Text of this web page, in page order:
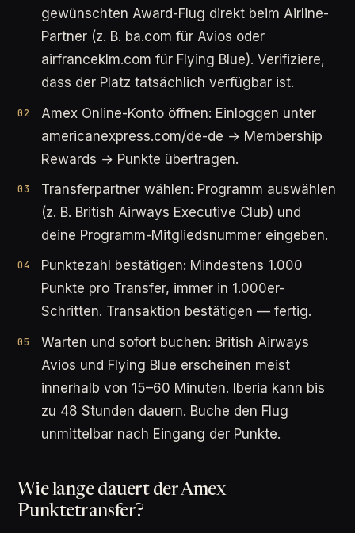
gewünschten Award-Flug direkt beim Airline-
Partner (z. B. ba.com für Avios oder
airfranceklm.com für Flying Blue). Verifiziere,
dass der Platz tatsächlich verfügbar ist.
Amex Online-Konto öffnen: Einloggen unter
americanexpress.com/de-de → Membership
Rewards → Punkte übertragen.
Transferpartner wählen: Programm auswählen
(z. B. British Airways Executive Club) und
deine Programm-Mitgliedsnummer eingeben.
Punktezahl bestätigen: Mindestens 1.000
Punkte pro Transfer, immer in 1.000er-
Schritten. Transaktion bestätigen — fertig.
Warten und sofort buchen: British Airways
Avios und Flying Blue erscheinen meist
innerhalb von 15–60 Minuten. Iberia kann bis
zu 48 Stunden dauern. Buche den Flug
unmittelbar nach Eingang der Punkte.
Wie lange dauert der Amex
Punktetransfer?